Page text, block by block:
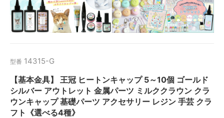
型番 14315-G
【基本金具】 王冠 ヒートンキャップ 5～10個 ゴールド
シルバー アウトレット 金属パーツ ミルククラウン クラ
ウンキャップ 基礎パーツ アクセサリー レジン 手芸 クラ
フト《選べる4種》